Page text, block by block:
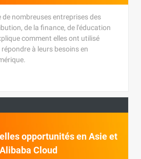
de nombreuses entreprises des
de la finance, de l'éducation
comment elles ont utilisé
à leurs besoins en
opportunités en Asie et
Cloud